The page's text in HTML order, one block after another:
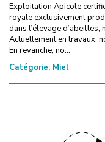
Exploitation Apicole
royale exclusivement
dans l’élevage
Actuellement en travaux,
En revanche, no...
Catégorie: Miel